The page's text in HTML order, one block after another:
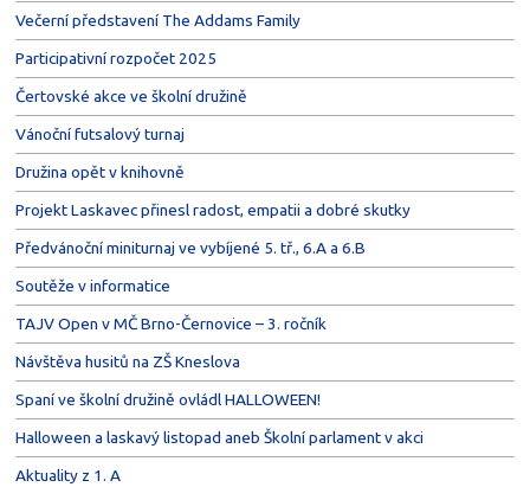
Večerní představení The Addams Family
Participativní rozpočet 2025
Čertovské akce ve školní družině
Vánoční futsalový turnaj
Družina opět v knihovně
Projekt Laskavec přinesl radost, empatii a dobré skutky
Předvánoční miniturnaj ve vybíjené 5. tř., 6.A a 6.B
Soutěže v informatice
TAJV Open v MČ Brno-Černovice – 3. ročník
Návštěva husitů na ZŠ Kneslova
Spaní ve školní družině ovládl HALLOWEEN!
Halloween a laskavý listopad aneb Školní parlament v akci
Aktuality z 1. A